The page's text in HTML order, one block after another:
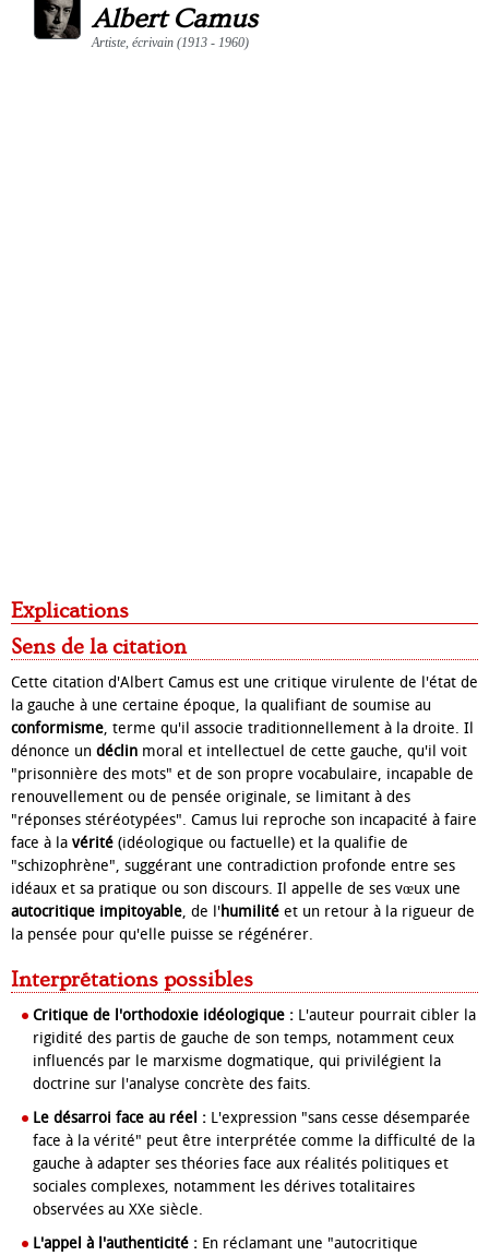
Albert Camus
Artiste, écrivain (1913 - 1960)
Explications
Sens de la citation
Cette citation d'Albert Camus est une critique virulente de l'état de
la gauche à une certaine époque, la qualifiant de soumise au
conformisme, terme qu'il associe traditionnellement à la droite. Il
dénonce un déclin moral et intellectuel de cette gauche, qu'il voit
"prisonnière des mots" et de son propre vocabulaire, incapable de
renouvellement ou de pensée originale, se limitant à des
"réponses stéréotypées". Camus lui reproche son incapacité à faire
face à la vérité (idéologique ou factuelle) et la qualifie de
"schizophrène", suggérant une contradiction profonde entre ses
idéaux et sa pratique ou son discours. Il appelle de ses vœux une
autocritique impitoyable, de l'humilité et un retour à la rigueur de
la pensée pour qu'elle puisse se régénérer.
Interprétations possibles
Critique de l'orthodoxie idéologique : L'auteur pourrait cibler la
rigidité des partis de gauche de son temps, notamment ceux
influencés par le marxisme dogmatique, qui privilégient la
doctrine sur l'analyse concrète des faits.
Le désarroi face au réel : L'expression "sans cesse désemparée
face à la vérité" peut être interprétée comme la difficulté de la
gauche à adapter ses théories face aux réalités politiques et
sociales complexes, notamment les dérives totalitaires
observées au XXe siècle.
L'appel à l'authenticité : En réclamant une "autocritique